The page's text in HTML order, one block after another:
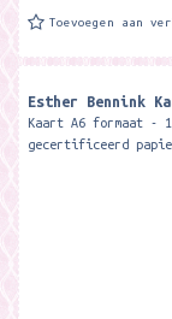
Toevoegen aan
Esther Bennink
Kaart A6 formaat -
gecertificeerd